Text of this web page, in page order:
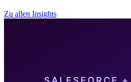
Zu allen Insights